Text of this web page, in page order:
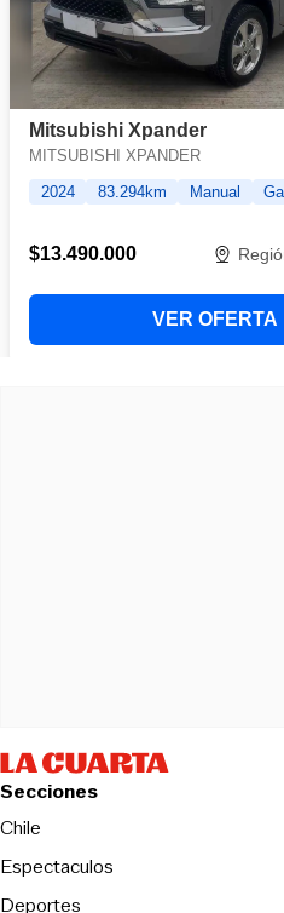
Secciones
Chile
Espectaculos
Deportes